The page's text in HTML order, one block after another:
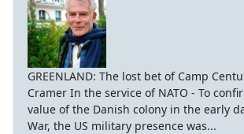
GREENLAND: The lost bet of Camp
Cramer In the service of NATO - To
value of the Danish colony in the early
War, the US military presence was...